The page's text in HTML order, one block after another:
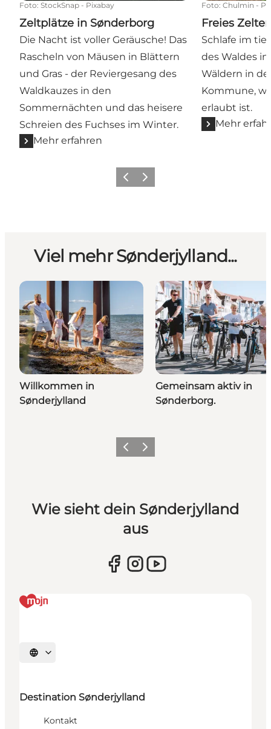
Foto: StockSnap - Pixabay
Zeltplätze in Sønderborg
Die Nacht ist voller Geräusche! Das
Rascheln von Mäusen in Blättern
und Gras - der Reviergesang des
Waldkauzes in den
Sommernächten und das heisere
Schreien des Fuchses im Winter.
Mehr erfahren
Foto: Chulmin -
Freies
Schlafe im
des Waldes
Wäldern in
Kommune,
erlaubt ist.
Mehr
ZurückWeiter
Viel mehr Sønderjylland...
Willkommen in
Sønderjylland
Gemeinsam aktiv in
Sønderborg.
ZurückWeiter
Wie sieht dein Sønderjylland
aus
Sprache auswählen
Destination Sønderjylland
Kontakt